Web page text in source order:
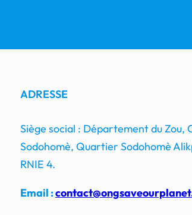
ADRESSE
Siège social : Département du Zou,
Sodohomè, Quartier Sodohomè
RNIE 4.
Email :